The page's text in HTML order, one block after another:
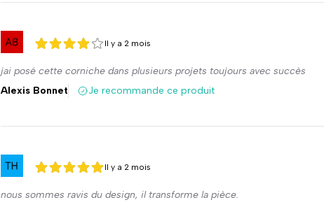
4 sur 5
4 sur 5
Il y a 2 mois
jai posé cette corniche dans plusieurs projets toujours avec succès
Alexis Bonnet
Je recommande ce produit
5 sur 5
5 sur 5
Il y a 2 mois
nous sommes ravis du design, il transforme la pièce.